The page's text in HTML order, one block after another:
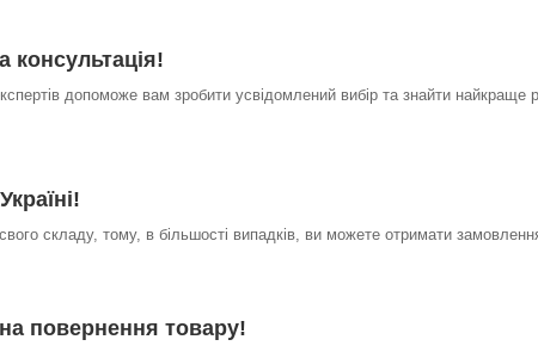
консультація!
допоможе вам зробити усвідомлений вибір та знайти найкраще
складу, тому, в більшості випадків, ви можете отримати
повернення товару!